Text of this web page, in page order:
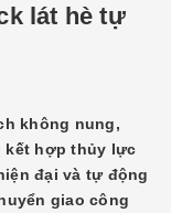
lát hè tự
không nung,
kết hợp thủy lực
đại và tự động
giao công